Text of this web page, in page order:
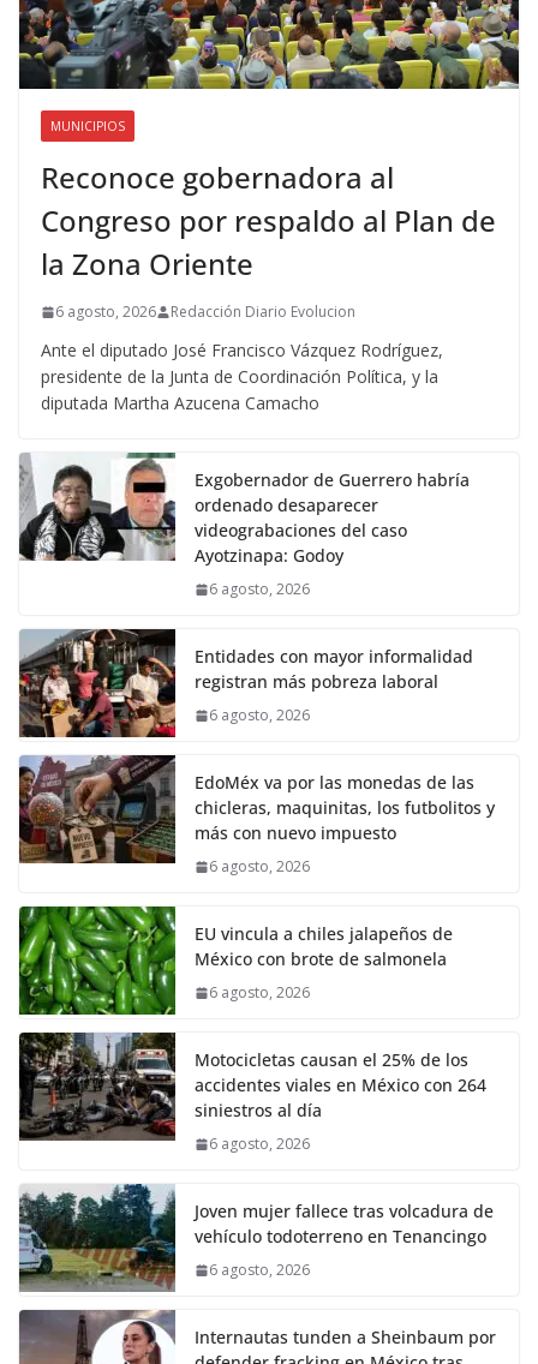
MUNICIPIOS
Reconoce gobernadora al
Congreso por respaldo al Plan de
la Zona Oriente
6 agosto, 2026 Redacción Diario Evolucion
Ante el diputado José Francisco Vázquez Rodríguez,
presidente de la Junta de Coordinación Política, y la
diputada Martha Azucena Camacho
Exgobernador de Guerrero habría
ordenado desaparecer
videograbaciones del caso
Ayotzinapa: Godoy
6 agosto, 2026
Entidades con mayor informalidad
registran más pobreza laboral
6 agosto, 2026
EdoMéx va por las monedas de las
chicleras, maquinitas, los futbolitos y
más con nuevo impuesto
6 agosto, 2026
EU vincula a chiles jalapeños de
México con brote de salmonela
6 agosto, 2026
Motocicletas causan el 25% de los
accidentes viales en México con 264
siniestros al día
6 agosto, 2026
Joven mujer fallece tras volcadura de
vehículo todoterreno en Tenancingo
6 agosto, 2026
Internautas tunden a Sheinbaum por